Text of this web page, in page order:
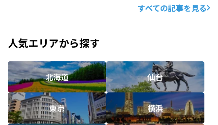
すべての記事を見る
人気エリアから探す
北海道 仙台
東京 横浜